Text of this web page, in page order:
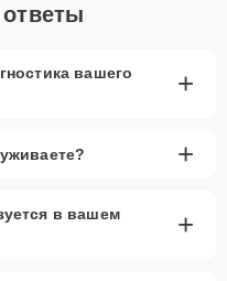
вашего
+
+
в вашем
+